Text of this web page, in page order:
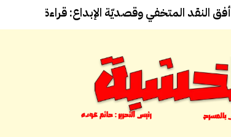
أفق النقد المتخفي وقصديّة الإبداع: قراءة في كتاب...